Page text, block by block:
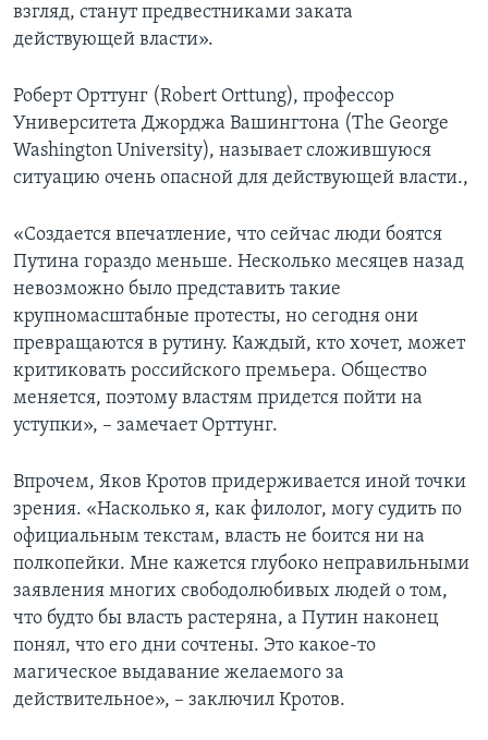
взгляд, станут предвестниками заката
действующей власти».
Роберт Орттунг (Robert Orttung), профессор
Университета Джорджа Вашингтона (The George
Washington University), называет сложившуюся
ситуацию очень опасной для действующей власти.,
«Создается впечатление, что сейчас люди боятся
Путина гораздо меньше. Несколько месяцев назад
невозможно было представить такие
крупномасштабные протесты, но сегодня они
превращаются в рутину. Каждый, кто хочет, может
критиковать российского премьера. Общество
меняется, поэтому властям придется пойти на
уступки», – замечает Орттунг.
Впрочем, Яков Кротов придерживается иной точки
зрения. «Насколько я, как филолог, могу судить по
официальным текстам, власть не боится ни на
полкопейки. Мне кажется глубоко неправильными
заявления многих свободолюбивых людей о том,
что будто бы власть растеряна, а Путин наконец
понял, что его дни сочтены. Это какое-то
магическое выдавание желаемого за
действительное», – заключил Кротов.